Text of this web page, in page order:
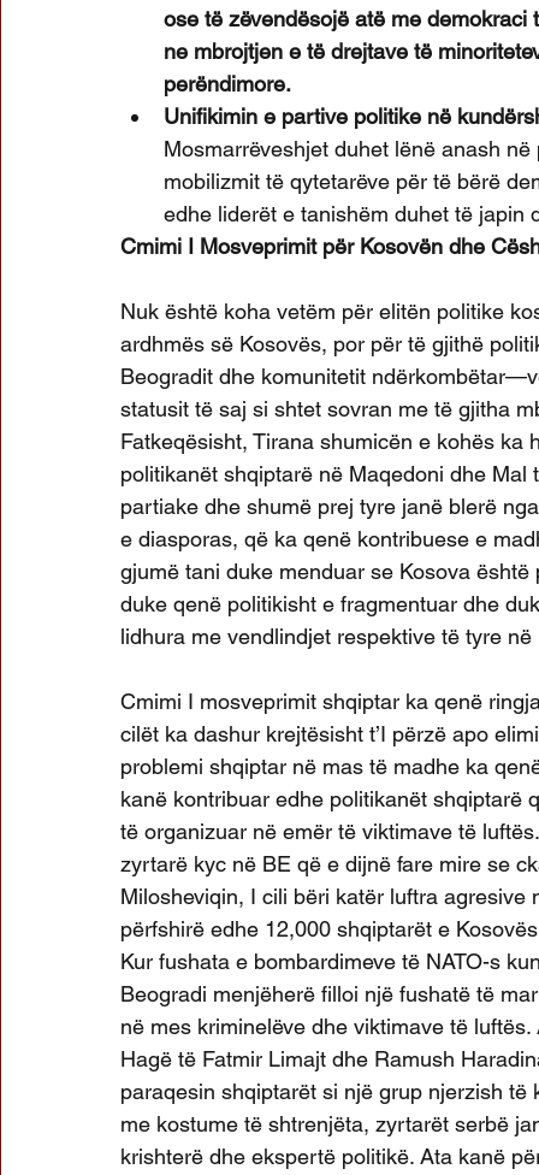
ose të zëvendësojë atë me
ne mbrojtjen e të drejtave të
perëndimore.
Unifikimin e partive politike në
Mosmarrëveshjet duhet lënë anash
mobilizmit të qytetarëve për të bërë
edhe liderët e tanishëm duhet të japin
Cmimi I Mosveprimit për Kosovën dhe
Nuk është koha vetëm për elitën politike
ardhmës së Kosovës, por për të gjithë
Beogradit dhe komunitetit
statusit të saj si shtet sovran me të gjitha
Fatkeqësisht, Tirana shumicën e kohës
politikanët shqiptarë në Maqedoni dhe
partiake dhe shumë prej tyre janë blerë
e diasporas, që ka qenë kontribuese e
gjumë tani duke menduar se Kosova
duke qenë politikisht e fragmentuar dhe
lidhura me vendlindjet respektive të tyre në
Cmimi I mosveprimit shqiptar ka qenë
cilët ka dashur krejtësisht t’I përzë apo
problemi shqiptar në mas të madhe ka
kanë kontribuar edhe politikanët
të organizuar në emër të viktimave të
zyrtarë kyc në BE që e dijnë fare mire se
Milosheviqin, I cili bëri katër luftra
përfshirë edhe 12,000 shqiptarët e
Kur fushata e bombardimeve të NATO-s
Beogradi menjëherë filloi një fushatë të
në mes kriminelëve dhe viktimave të
Hagë të Fatmir Limajt dhe Ramush
paraqesin shqiptarët si një grup njerzish
me kostume të shtrenjëta, zyrtarët serbë
krishterë dhe ekspertë politikë. Ata kanë